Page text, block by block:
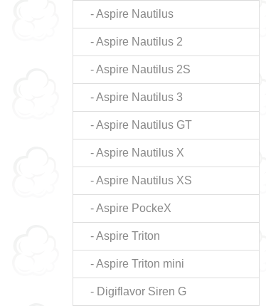
- Aspire Nautilus
- Aspire Nautilus 2
- Aspire Nautilus 2S
- Aspire Nautilus 3
- Aspire Nautilus GT
- Aspire Nautilus X
- Aspire Nautilus XS
- Aspire PockeX
- Aspire Triton
- Aspire Triton mini
- Digiflavor Siren G